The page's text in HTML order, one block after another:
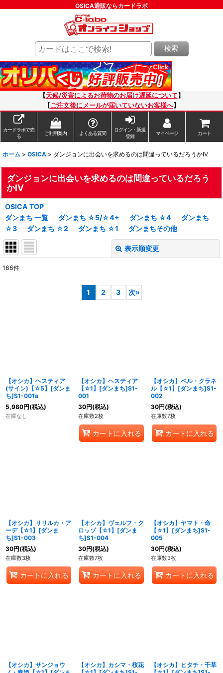
OSICA通販ならカードラボ
検索
【天候/災害によるお荷物のお届け遅延について 】
【ご注文後にメールが届いていないお客様へ】
カードラボで売
る
ご利用案内 よくある質問
ログイン・新規
登録
マイページ カート
ホーム > OSICA > ダンジョンに出会いを求めるのは間違っているだろうかIV
ダンジョンに出会いを求めるのは間違っているだろう
かIV
OSICA TOP
ダンまち 一覧
ダンまち ☆5/☆4+ ダンまち ☆4
ダンまち
☆3
ダンまち ☆2 ダンまち ☆1 ダンまちその他
表示順変更
166件
1 2 3 次»
【オシカ】ヘスティア
(サイン)【☆5】[ダンま
ち]S1-001a
5,980円(税込)
在庫なし
【オシカ】ヘスティア
【☆1】[ダンまち]S1-
001
30円(税込)
在庫数2枚
カートに入れる
【オシカ】ベル・クラネ
ル【☆1】[ダンまち]S1-
002
30円(税込)
在庫数7枚
カートに入れる
【オシカ】リリルカ・ア
ーデ【☆1】[ダンま
ち]S1-003
30円(税込)
在庫数3枚
カートに入れる
【オシカ】ヴェルフ・ク
ロッゾ【☆1】[ダンま
ち]S1-004
30円(税込)
在庫数7枚
カートに入れる
【オシカ】ヤマト・命
【☆1】[ダンまち]S1-
005
30円(税込)
在庫数3枚
カートに入れる
【オシカ】サンジョウ
【オシカ】カシマ・桜花
【オシカ】ヒタチ・千草